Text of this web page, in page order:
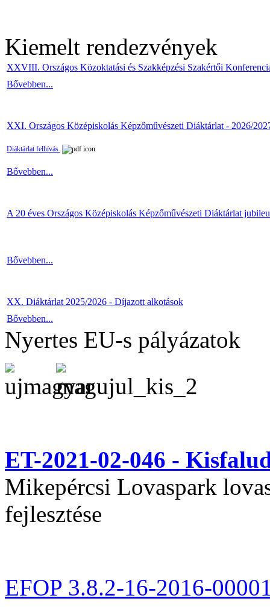
Kiemelt rendezvények
XXVIII. Országos Közoktatási és Szakképzési Szakértői
Bővebben...
XXI. Országos Középiskolás Képzőművészeti Diáktárlat - 2026/
Diáktárlat felhívás
Bővebben...
A 20 éves Országos Középiskolás Képzőművészeti Diáktárlat
Bővebben...
XX. Diáktárlat 2025/2026 - Díjazott alkotások
Bővebben...
Nyertes EU-s pályázatok
ET-2021-02-046 -
Mikepércsi Lovaspark
fejlesztése
EFOP 3.8.2-16-2016-